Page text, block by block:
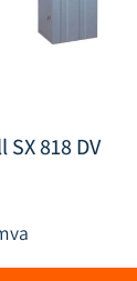
818 DV